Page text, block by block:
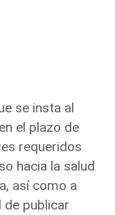
se insta al
el plazo de
requeridos
hacia la salud
así como a
publicar